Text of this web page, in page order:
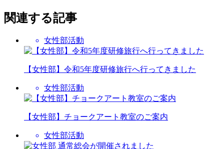
関連する記事
女性部活動
【女性部】令和5年度研修旅行へ行ってきました
女性部活動
【女性部】チョークアート教室のご案内
女性部活動